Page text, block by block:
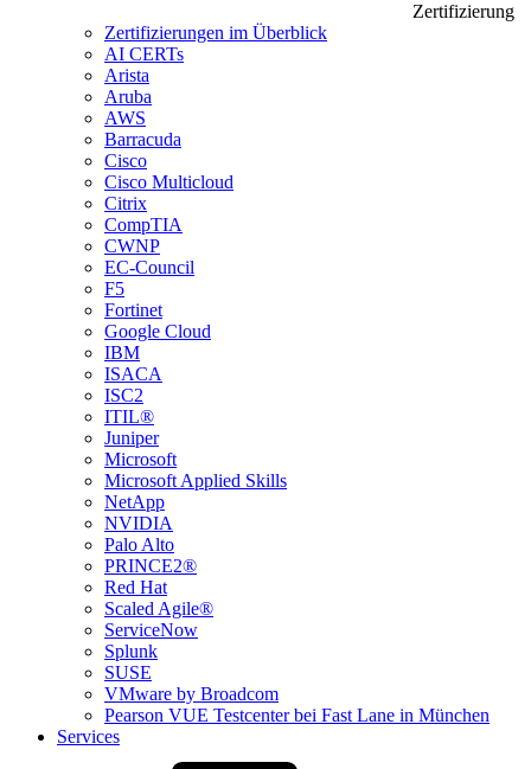
Zertifizierung
Zertifizierungen im Überblick
AI CERTs
Arista
Aruba
AWS
Barracuda
Cisco
Cisco Multicloud
Citrix
CompTIA
CWNP
EC-Council
F5
Fortinet
Google Cloud
IBM
ISACA
ISC2
ITIL®
Juniper
Microsoft
Microsoft Applied Skills
NetApp
NVIDIA
Palo Alto
PRINCE2®
Red Hat
Scaled Agile®
ServiceNow
Splunk
SUSE
VMware by Broadcom
Pearson VUE Testcenter bei Fast Lane in München
Services